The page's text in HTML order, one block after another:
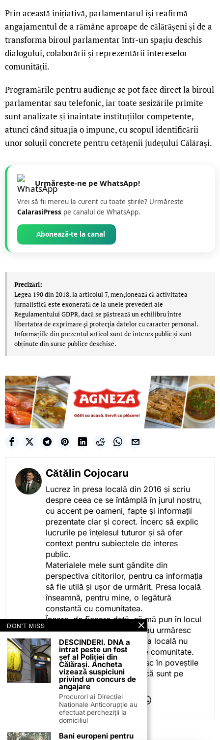
Prin această inițiativă, parlamentarul își reafirmă
angajamentul de a rămâne aproape de călărășeni și de a
transforma biroul parlamentar într-un spațiu deschis
dialogului, colaborării și reprezentării intereselor
comunității.
Programările pentru audiențe se pot face direct la biroul
parlamentar sau telefonic, iar toate sesizările primite
sunt analizate și înaintate instituțiilor competente,
atunci când situația o impune, cu scopul identificării
unor soluții concrete pentru cetățenii județului Călărași.
Urmărește-ne pe WhatsApp!
Vrei să fii mereu la curent cu toate știrile? Urmăreste
CalarasiPress pe canalul de WhatsApp.
Abonează-te la canal
Precizări:
Legea 190 din 2018, la articolul 7, menţionează că activitatea
jurnalistică este exonerată de la unele prevederi ale
Regulamentului GDPR, dacă se păstrează un echilibru între
libertatea de exprimare şi protecţia datelor cu caracter personal.
Informațiile din prezentul articol sunt de interes public și sunt
obținute din surse publice deschise.
Cătălin Cojocaru
Lucrez în presa locală din 2016 și scriu
despre ceea ce se întâmplă în jurul nostru,
cu accent pe oameni, fapte și informații
prezentate clar și corect. Încerc să explic
lucrurile pe înțelesul tuturor și să ofer
context pentru subiectele de interes
public.
Materialele mele sunt gândite din
perspectiva cititorilor, pentru ca informația
să fie utilă și ușor de urmărit. Presa locală
înseamnă, pentru mine, o legătură
constantă cu comunitatea.
Încerc, de fiecare dată, să mă pun în locul
celor care citesc, privesc sau urmăresc
ceea ce fac. Pentru că presa locală nu
este despre mine, ci despre comunitate.
Iar dacă oamenii se regăsesc în poveștile
pe care le spun, înseamnă că sunt pe
drumul bun.
DON'T MISS
DESCINDERI. DNA a
intrat peste un fost
șef al Poliției din
Călărași. Ancheta
vizează suspiciuni
privind un concurs de
angajare
Procurori ai Direcției
Naționale Anticorupție au
efectuat percheziții la
domiciliul
Bani europeni pentru